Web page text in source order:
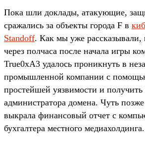
Пока шли доклады, атакующие,
сражались за объекты города F в
Standoff. Как мы уже рассказывали,
через полчаса после начала игры
True0xA3 удалось проникнуть в
промышленной компании с
простейшей уязвимости и
администратора домена. Чуть
выкрала финансовый отчет с
бухгалтера местного медиахолдинга.